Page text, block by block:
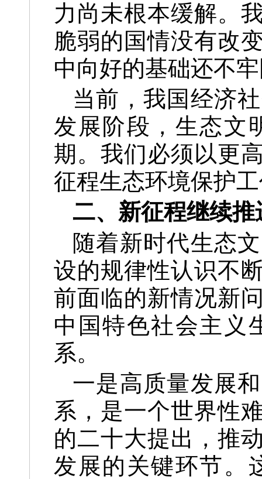
力尚未根本缓解。
脆弱的国情没有改
中向好的基础还不
当前，我国经济
发展阶段，生态文
期。我们必须以更
征程生态环境保护
二、新征程继续
随着新时代生态
设的规律性认识不
前面临的新情况新
中国特色社会主义
系。
一是高质量发展
系，是一个世界性
的二十大提出，推
发展的关键环节。